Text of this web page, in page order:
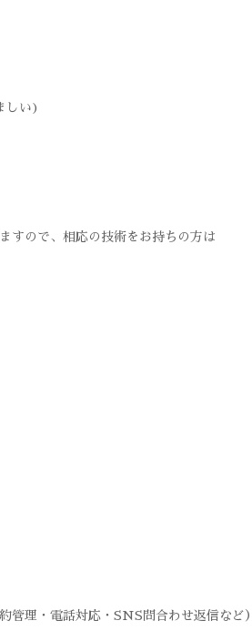
しい)
すので、相応の技術をお持ちの方は
管理・電話対応・SNS問合わせ返信など）